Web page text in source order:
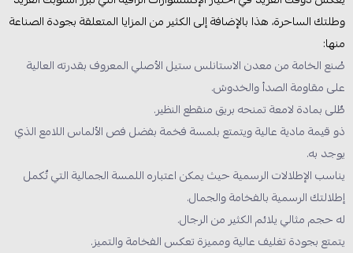
وطلتك الساحرة، هذا بالإضافة إلى الكثير من المزايا المتعلقة بجودة الصناعة
منها:
صُنع الخامة من معدن الاستانلس ستيل الأصلي المعروف بقدرته العالية
على مقاومة الصدأ والخدوش.
طٌلى بمادة لامعة تمنحه بريق منقطع النظير.
ذو قيمة مادية عالية ويتمتع بلمسة فخمة بفضل فص الألماس اللامع الذي
يوجد به.
يناسب الإطلالات الرسمية حيث يمكن اعتباره اللمسة الجمالية التي تٌكمل
إطلالتك الرسمية بالفخامة والجمال.
له حجم مثالي يلائم الكثير من الرجال.
يتمتع بجودة تغليف عالية ومميزة تعكس الفخامة والتميز.